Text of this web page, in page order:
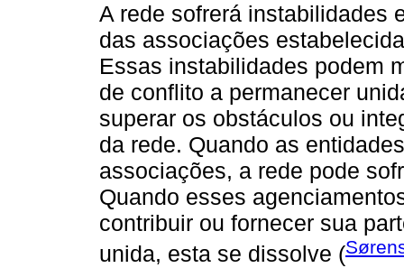
A rede sofrerá instabilidades
das associações
Essas instabilidades podem
de conflito a permanecer
superar os obstáculos ou
da rede. Quando as
associações, a rede pode
Quando esses
contribuir ou fornecer sua
unida, esta se dissolve (